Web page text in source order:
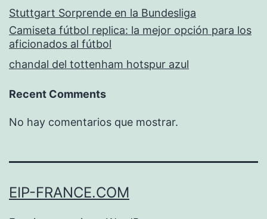
Stuttgart Sorprende en la Bundesliga
Camiseta fútbol replica: la mejor opción para los
aficionados al fútbol
chandal del tottenham hotspur azul
Recent Comments
No hay comentarios que mostrar.
EIP-FRANCE.COM